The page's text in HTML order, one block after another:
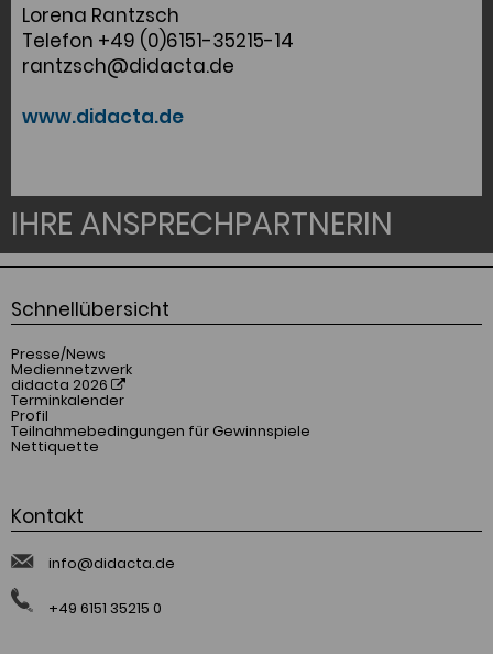
Lorena Rantzsch
Telefon +49 (0)6151-35215-14
rantzsch@didacta.de
www.didacta.de
IHRE ANSPRECHPARTNERIN
Schnellübersicht
Presse/News
Mediennetzwerk
didacta 2026
Terminkalender
Profil
Teilnahmebedingungen für Gewinnspiele
Nettiquette
Kontakt
info@didacta.de
+49 6151 35215 0